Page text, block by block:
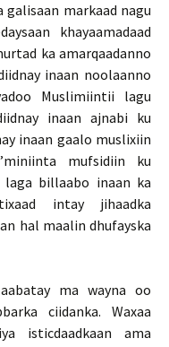
galisaan markaad nagu
khayaamadaad
ka amarqaadanno
inaan noolaanno
Muslimiintii lagu
inaan ajnabi ku
inaan gaalo muslixiin
mufsidiin ku
laga billaabo inaan ka
intay jihaadka
hal maalin dhufayska
ma wayna oo
ciidanka. Waxaa
isticdaadkaan ama